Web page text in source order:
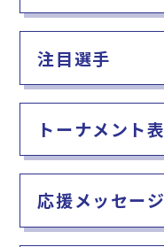
注目選手
トーナメント表
応援メッセージ